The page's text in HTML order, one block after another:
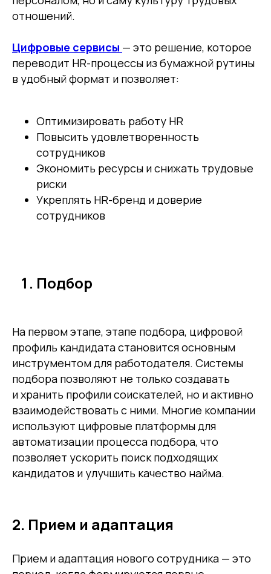
отношений.
Цифровые сервисы — это решение, которое
переводит HR-процессы из бумажной рутины
в удобный формат и позволяет:
Оптимизировать работу HR
Повысить удовлетворенность
сотрудников
Экономить ресурсы и снижать трудовые
риски
Укреплять HR-бренд и доверие
сотрудников
Подбор
На первом этапе, этапе подбора, цифровой
профиль кандидата становится основным
инструментом для работодателя. Системы
подбора позволяют не только создавать
и хранить профили соискателей, но и активно
взаимодействовать с ними. Многие компании
используют цифровые платформы для
автоматизации процесса подбора, что
позволяет ускорить поиск подходящих
кандидатов и улучшить качество найма.
2. Прием и адаптация
Прием и адаптация нового сотрудника — это